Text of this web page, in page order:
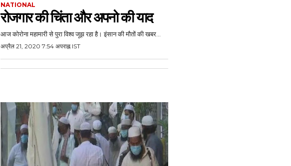
NATIONAL
रोजगार की चिंता और अपनो की याद
आज कोरोना महामारी से पुरा विश्व जूझ रहा है। इंसान की मौतों की खबर...
अप्रैल 21, 2020 7:54 अपराह्न IST